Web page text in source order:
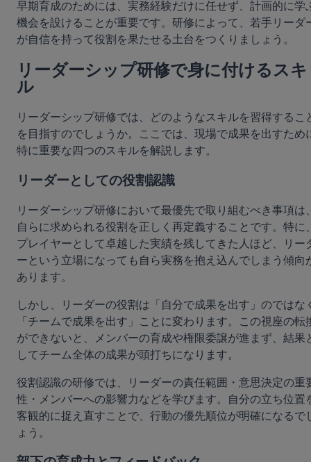
早期育成のためには、実務経験だけに任せず、計画的に学
機会を設けることが重要です。研修によって、若手リーダ
が自信を持って役割を果たせる土台をつくりましょう。
リーダーシップ研修で身に付けるスキ
ル
リーダーシップ研修では、どのようなスキルを習得するこ
を目指すのでしょうか。ここでは、現場で成果を出すため
特に重要な四つのスキルを解説します。
リーダーとしての役割認識
リーダーシップ研修において最優先で取り組むべき事項は
自らに求められる役割を正しく再定義することです。特に
プレイヤーとして卓越した実績を残してきた人ほど、リー
ーという立場になっても自ら実務を抱え込んでしまう傾向
あります。
しかし、リーダーの役割は「自分で成果を出す」のではな
「チームで成果を出す」ことに変わります。この視座の転
ができないと、メンバーの育成や権限委譲が進まず、結果
してチーム全体の成果が頭打ちになります。
役割認識の研修では、リーダーの責任範囲・意思決定の重
性・メンバーへの影響力などを学びます。自分の立ち位置
客観的に捉え直すことで、行動の優先順位が明確になるで
ょう。